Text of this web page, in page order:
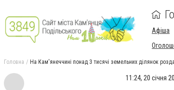
Афіша
Головна На Кам'янеччині понад 3 тисячі земельних ділянок
11:24, 20 січня